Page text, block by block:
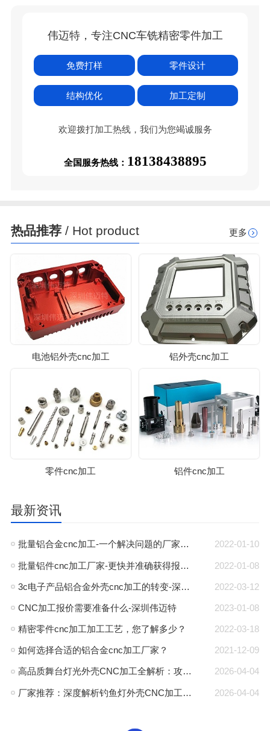
伟迈特，专注CNC车铣精密零件加工
免费打样 零件设计
结构优化 加工定制
欢迎拨打加工热线，我们为您竭诚服务
全国服务热线： 18138438895
热品推荐 / Hot product 更多
电池铝外壳cnc加工 铝外壳cnc加工
零件cnc加工 铝件cnc加工
最新资讯
2022-01-10
批量铝合金cnc加工-一个解决问题的厂家-深圳伟迈特
2022-01-08
批量铝件cnc加工厂家-更快并准确获得报价-深圳伟迈特
2022-03-12
3c电子产品铝合金外壳cnc加工的转变-深圳伟迈特
2023-01-08
CNC加工报价需要准备什么-深圳伟迈特
2022-03-18
精密零件cnc加工加工工艺，您了解多少？
2021-12-09
如何选择合适的铝合金cnc加工厂家？
2026-04-04
高品质舞台灯光外壳CNC加工全解析：攻克散热与精度难题的厂家推荐
2026-04-04
厂家推荐：深度解析钓鱼灯外壳CNC加工的高精度工艺与耐腐蚀方案